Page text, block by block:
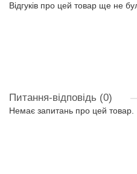
Відгуків про цей товар ще не
Питання-відповідь (0)
Немає запитань про цей товар.